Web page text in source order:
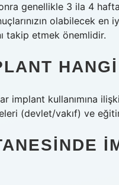
genellikle 3 ila 4
olabilecek en
takip etmek önemlidir.
implant kullanımına
(devlet/vakıf) ve